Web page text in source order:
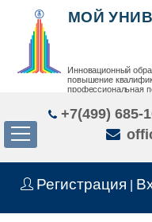
Регистрация
МОЙ
Инновационный
повышение
профессиональная
+7(499) 685-